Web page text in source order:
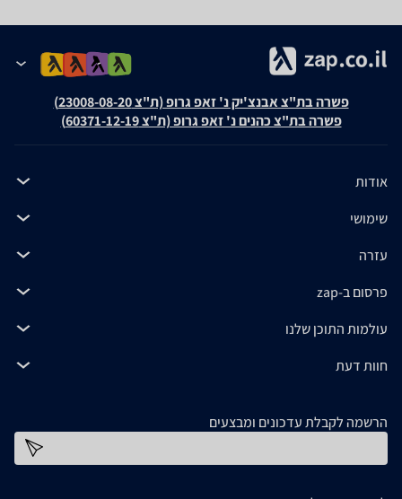
פשרה בת"צ אבנצ'יק נ' זאפ גרופ (ת"צ 23008-08-20)
פשרה בת"צ כהנים נ' זאפ גרופ (ת"צ 60371-12-19)
אודות
שימושי
עזרה
פרסום ב-zap
עולמות התוכן שלנו
חוות דעת
הרשמה לקבלת עדכונים ומבצעים